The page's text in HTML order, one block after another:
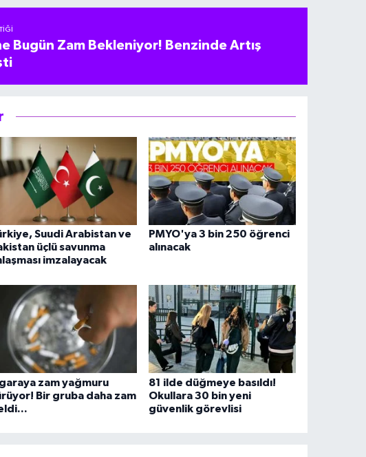
Bugün Zam Bekleniyor! Benzinde Artış
Suudi Arabistan ve
üçlü savunma
imzalayacak
PMYO'ya 3 bin 250 öğrenci
alınacak
zam yağmuru
Bir gruba daha zam
81 ilde düğmeye basıldı!
Okullara 30 bin yeni
güvenlik görevlisi